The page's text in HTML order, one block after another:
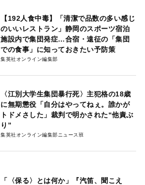
【192人食中毒】「清潔で品数の多い感じ
のいいレストラン」静岡のスポーツ宿泊
施設内で集団発症…合宿・遠征の「集団
での食事」に知っておきたい予防策
集英社オンライン編集部
〈江別大学生集団暴行死〉主犯格の18歳
に無期懲役「自分はやってねぇ。誰かが
トドメさした」裁判で明かされた“他責ぶ
り”
集英社オンライン編集部ニュース班
「〈保る〉とは何か」『汽笛、聞こえ